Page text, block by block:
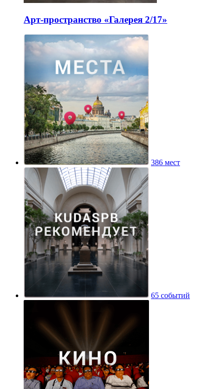
Арт-пространство «Галерея 2/17»
386 мест
65 событий